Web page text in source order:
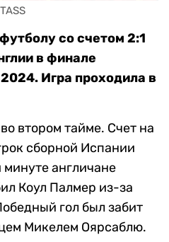
со счетом 2:1
в финале
Игра проходила в
втором тайме. Счет на
сборной Испании
англичане
Коул Палмер из-за
гол был забит
Микелем Оярсаблю.